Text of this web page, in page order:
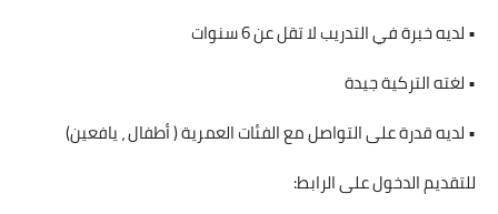
• لديه خبرة في التدريب لا تقل عن 6 سنوات
• لغته التركية جيدة
• لديه قدرة على التواصل مع الفئات العمرية ( أطفال ، يافعين)
للتقديم الدخول على الرابط: